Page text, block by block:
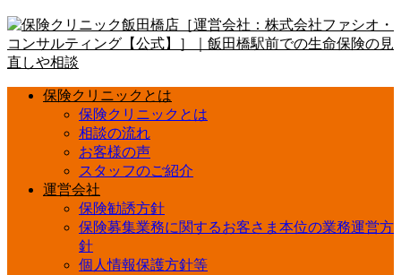
保険クリニックとは
保険クリニックとは
相談の流れ
お客様の声
スタッフのご紹介
運営会社
保険勧誘方針
保険募集業務に関するお客さま本位の業務運営方
針
個人情報保護方針等